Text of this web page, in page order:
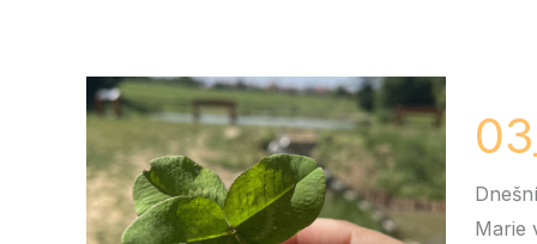
Marie
ví